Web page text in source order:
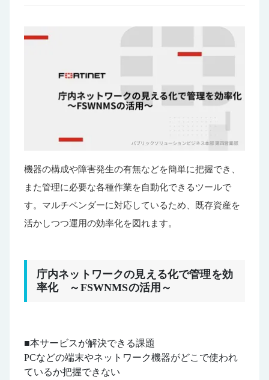
機器の構成や障害発生の有無などを簡単に把握でき、
また管理に必要な各種作業を自動化できるツールで
す。マルチベンダーに対応しているため、既存資産を
活かしつつ運用の効率化を図れます。
庁内ネットワークの見える化で管理を効
率化 ～FSWNMSの活用～
■本サービスが解決できる課題
PCなどの端末やネットワーク機器がどこで使われ
ているか把握できない